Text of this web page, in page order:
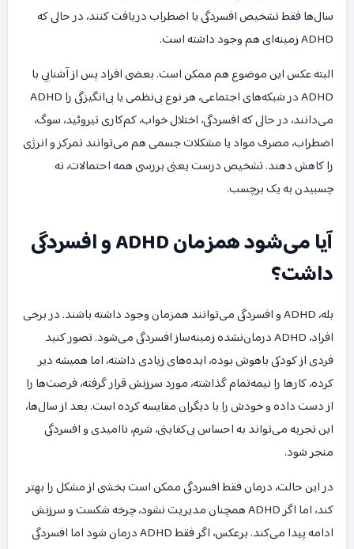
سال‌ها فقط تشخیص افسردگی یا اضطراب دریافت کنند، در حالی که
ADHD زمینه‌ای هم وجود داشته است.
البته عکس این موضوع هم ممکن است. بعضی افراد پس از آشنایی با
ADHD در شبکه‌های اجتماعی، هر نوع بی‌نظمی یا بی‌انگیزگی را ADHD
می‌دانند، در حالی که افسردگی، اختلال خواب، کم‌کاری تیروئید، سوگ،
اضطراب، مصرف مواد یا مشکلات جسمی هم می‌توانند تمرکز و انرژی
را کاهش دهند. تشخیص درست یعنی بررسی همه احتمالات، نه
چسبیدن به یک برچسب.
آیا می‌شود همزمان ADHD و افسردگی
داشت؟
بله، ADHD و افسردگی می‌توانند همزمان وجود داشته باشند. در برخی
افراد، ADHD درمان‌نشده زمینه‌ساز افسردگی می‌شود. تصور کنید
فردی از کودکی باهوش بوده، ایده‌های زیادی داشته، اما همیشه دیر
کرده، کارها را نیمه‌تمام گذاشته، مورد سرزنش قرار گرفته، فرصت‌ها را
از دست داده و خودش را با دیگران مقایسه کرده است. بعد از سال‌ها،
این تجربه می‌تواند به احساس بی‌کفایتی، شرم، ناامیدی و افسردگی
منجر شود.
در این حالت، درمان فقط افسردگی ممکن است بخشی از مشکل را بهتر
کند، اما اگر ADHD همچنان مدیریت نشود، چرخه شکست و سرزنش
ادامه پیدا می‌کند. برعکس، اگر فقط ADHD درمان شود اما افسردگی